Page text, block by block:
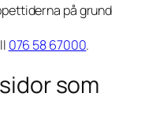
på grund
076 58 67000.
som